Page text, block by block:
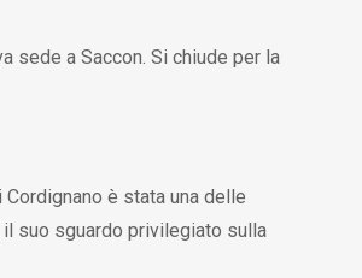
sede a Saccon. Si chiude per la
Cordignano è stata una delle
suo sguardo privilegiato sulla